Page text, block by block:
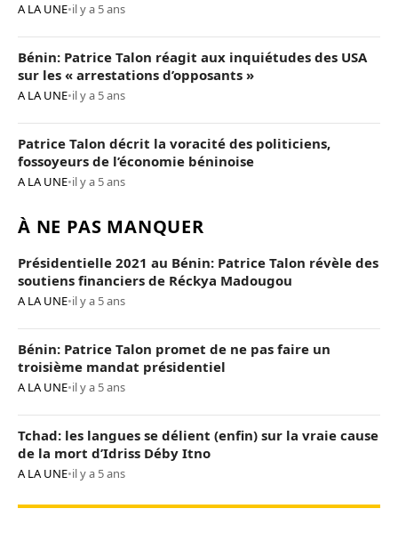
A LA UNE•il y a 5 ans
Bénin: Patrice Talon réagit aux inquiétudes des USA
sur les « arrestations d’opposants »
A LA UNE•il y a 5 ans
Patrice Talon décrit la voracité des politiciens,
fossoyeurs de l’économie béninoise
A LA UNE•il y a 5 ans
À NE PAS MANQUER
Présidentielle 2021 au Bénin: Patrice Talon révèle des
soutiens financiers de Réckya Madougou
A LA UNE•il y a 5 ans
Bénin: Patrice Talon promet de ne pas faire un
troisième mandat présidentiel
A LA UNE•il y a 5 ans
Tchad: les langues se délient (enfin) sur la vraie cause
de la mort d’Idriss Déby Itno
A LA UNE•il y a 5 ans